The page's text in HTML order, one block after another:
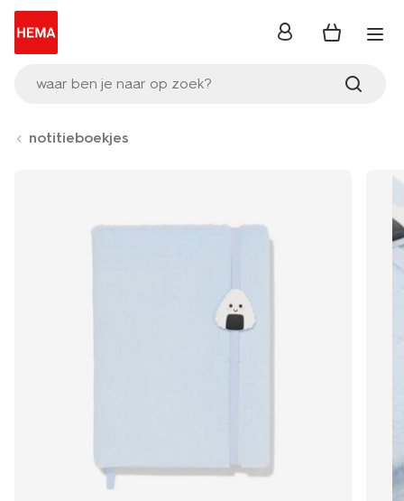
waar ben je naar op zoek?
inloggen
notitieboekjes